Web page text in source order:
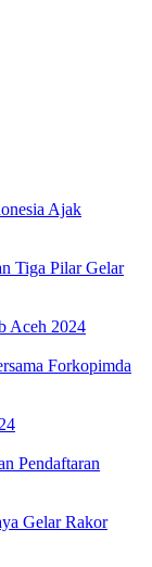
Ajak
Tiga Pilar Gelar
Aceh 2024
Forkopimda
Pendaftaran
Gelar Rakor